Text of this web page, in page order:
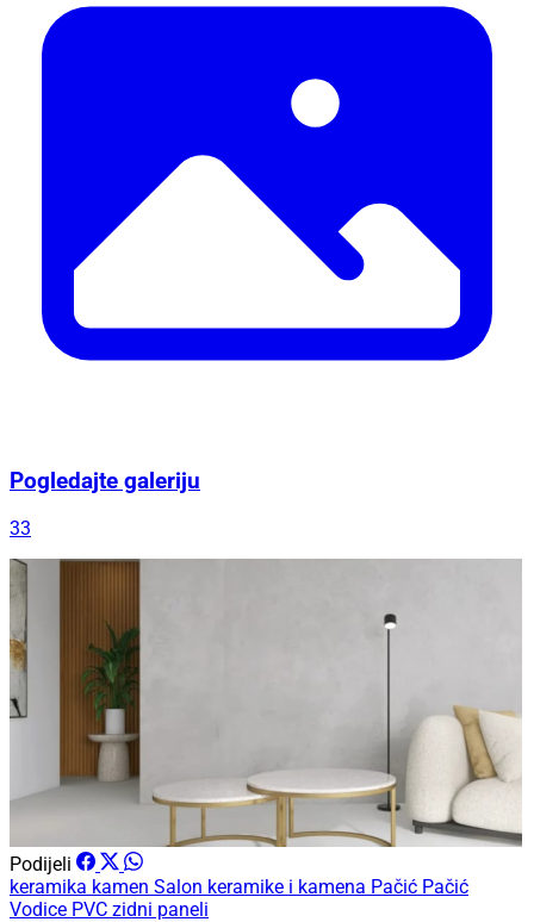
Pogledajte galeriju
33
Podijeli
keramika kamen Salon keramike i kamena Pačić Pačić
Vodice PVC zidni paneli